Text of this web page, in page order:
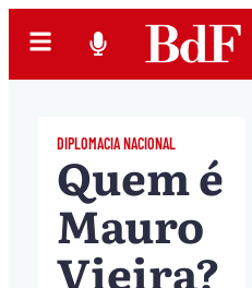
DIPLOMACIA NACIONAL
Quem é
Mauro
Vieira?